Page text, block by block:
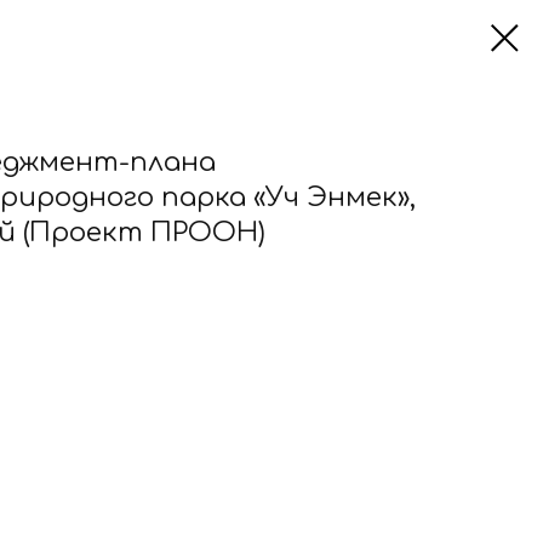
плана
парка «Уч Энмек»,
(Проект ПРООН)